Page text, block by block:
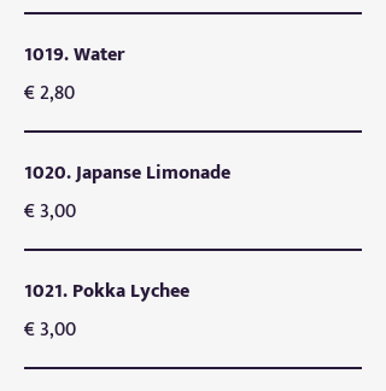
1019. Water
€ 2,80
1020. Japanse Limonade
€ 3,00
1021. Pokka Lychee
€ 3,00